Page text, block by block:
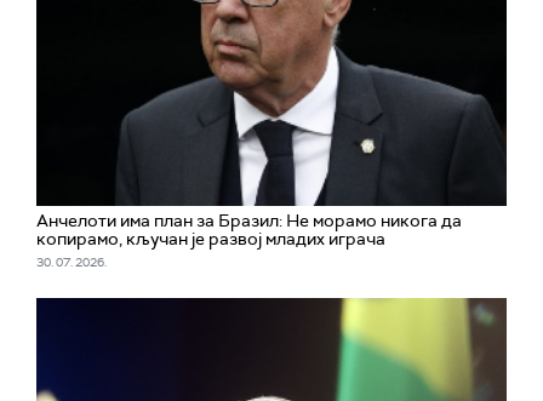
Aнчелоти има план за Бразил: Не морамо никога да
копирамо, кључан је развој младих играча
30. 07. 2026.